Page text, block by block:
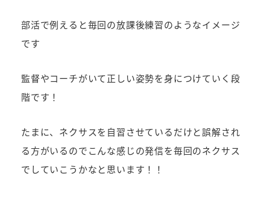
部活で例えると毎回の放課後練習のようなイメージ
です
監督やコーチがいて正しい姿勢を身につけていく段
階です！
たまに、ネクサスを自習させているだけと誤解され
る方がいるのでこんな感じの発信を毎回のネクサス
でしていこうかなと思います！！